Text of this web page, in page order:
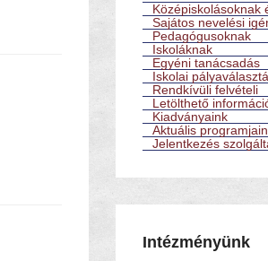
Középiskolásoknak
Sajátos nevelési
Pedagógusoknak
Iskoláknak
Egyéni tanácsadás
Iskolai
Rendkívüli felvételi
Letölthető
Kiadványaink
Aktuális
Jelentkezés
Intézményünk